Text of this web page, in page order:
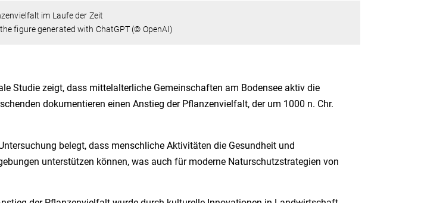
im Laufe der Zeit
figure generated with ChatGPT (© OpenAI)
Studie zeigt, dass mittelalterliche Gemeinschaften am Bodensee aktiv die
dokumentieren einen Anstieg der Pflanzenvielfalt, der um 1000 n. Chr.
belegt, dass menschliche Aktivitäten die Gesundheit und
unterstützen können, was auch für moderne Naturschutzstrategien von